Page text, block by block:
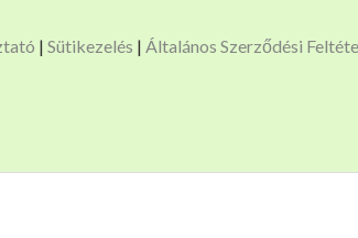
| Sütikezelés | Általános Szerződési